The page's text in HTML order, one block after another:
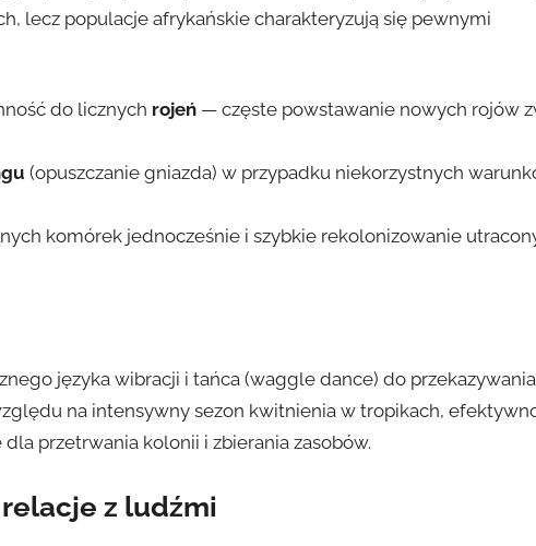
lecz populacje afrykańskie charakteryzują się pewnymi
do licznych rojeń — częste powstawanie nowych rojów
(opuszczanie gniazda) w przypadku niekorzystnych
komórek jednocześnie i szybkie rekolonizowanie
języka wibracji i tańca (waggle dance) do przekazywania
na intensywny sezon kwitnienia w tropikach,
przetrwania kolonii i zbierania zasobów.
z ludźmi